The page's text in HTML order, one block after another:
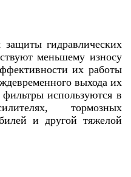
гидравлических
меньшему износу
их работы
выхода их
используются в
тормозных
и другой тяжелой